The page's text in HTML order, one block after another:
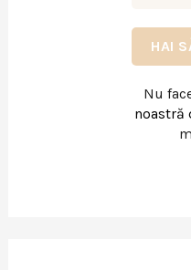
Nu
noastră